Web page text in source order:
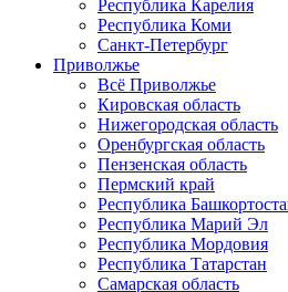
Республика Карелия
Республика Коми
Санкт-Петербург
Приволжье
Всё Приволжье
Кировская область
Нижегородская область
Оренбургская область
Пензенская область
Пермский край
Республика
Республика Марий Эл
Республика Мордовия
Республика Татарстан
Самарская область